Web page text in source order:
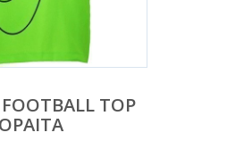
FOOTBALL TOP